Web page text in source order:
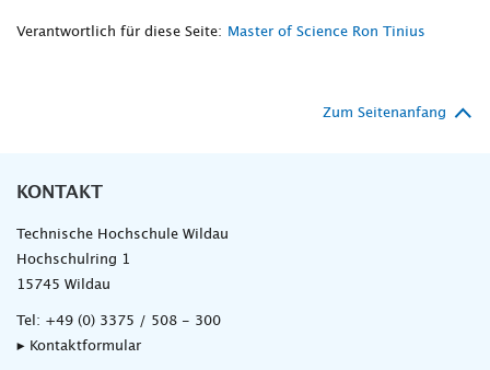
Verantwortlich für diese Seite: Master of Science Ron Tinius
Zum Seitenanfang
KONTAKT
Technische Hochschule Wildau
Hochschulring 1
15745 Wildau
Tel: +49 (0) 3375 / 508 - 300
▸ Kontaktformular